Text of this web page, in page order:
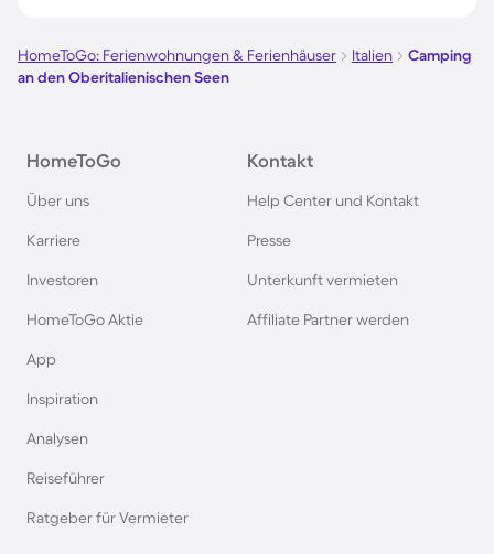
Camping auf Fehmarn
Camping im Harz
Camping auf Usedom
Camping in Schweden
Camping in Holland
HomeToGo: Ferienwohnungen & Ferienhäuser Italien
Camping
an den Oberitalienischen Seen
HomeToGo
Über uns
Karriere
Investoren
HomeToGo Aktie
App
Inspiration
Analysen
Reiseführer
Ratgeber für Vermieter
Kontakt
Help Center und Kontakt
Presse
Unterkunft vermieten
Affiliate Partner werden